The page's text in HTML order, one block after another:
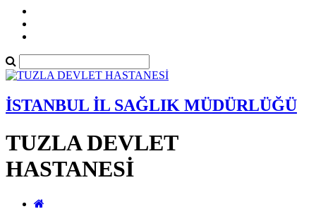
İSTANBUL İL SAĞLIK MÜDÜRLÜĞÜ
TUZLA DEVLET
HASTANESİ